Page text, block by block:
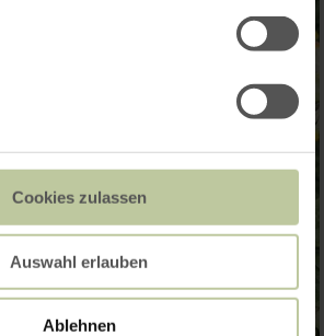
Cookies zulassen
Auswahl erlauben
Ablehnen